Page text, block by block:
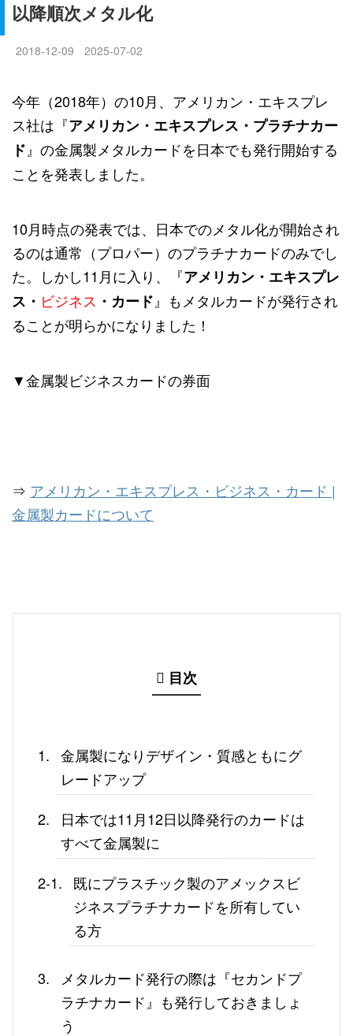
以降順次メタル化
2018-12-09 2025-07-02
今年（2018年）の10月、アメリカン・エキスプレ
ス社は『アメリカン・エキスプレス・プラチナカー
ド 』の金属製メタルカードを日本でも発行開始する
ことを発表しました。
10月時点の発表では、日本でのメタル化が開始され
るのは通常（プロパー）のプラチナカードのみでし
た。しかし11月に入り、『アメリカン・エキスプレ
ス・ ビジネス ・カード 』もメタルカードが発行され
ることが明らかになりました！
▼金属製ビジネスカードの券面
⇒ アメリカン・エキスプレス・ビジネス・カード |
金属製カードについて
目次
金属製になりデザイン・質感ともにグ
レードアップ
日本では11月12日以降発行のカードは
すべて金属製に
既にプラスチック製のアメックスビ
ジネスプラチナカードを所有してい
る方
メタルカード発行の際は『セカンドプ
ラチナカード』も発行しておきましょ
う